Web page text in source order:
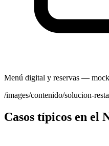
Menú digital y reservas —
/images/contenido/solucion-
Casos típicos en el